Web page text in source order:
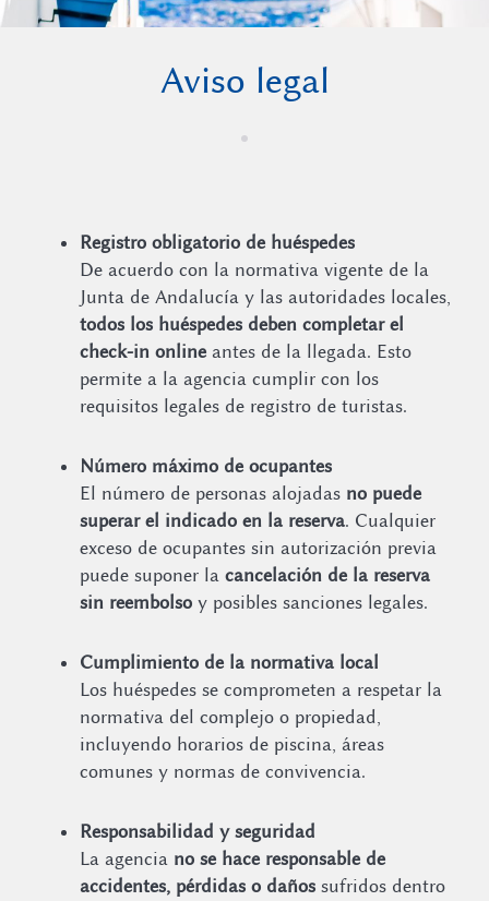
Aviso legal
Registro obligatorio de huéspedes
De acuerdo con la normativa vigente de la
Junta de Andalucía y las autoridades locales,
todos los huéspedes deben completar el
check-in onlineantes de la llegada. Esto
permite a la agencia cumplir con los
requisitos legales de registro de turistas.
Número máximo de ocupantes
El número de personas alojadas no puede
superar el indicado en la reserva. Cualquier
exceso de ocupantes sin autorización previa
puede suponer la cancelación de la reserva
sin reembolsoy posibles sanciones legales.
Cumplimiento de la normativa local
Los huéspedes se comprometen a respetar la
normativa del complejo o propiedad,
incluyendo horarios de piscina, áreas
comunes y normas de convivencia.
Responsabilidad y seguridad
La agencia no se hace responsable de
accidentes, pérdidas o dañossufridos dentro